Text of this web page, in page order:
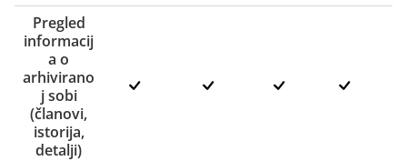
Pregled
informacij
a o
arhivirano
j sobi
(članovi,
istorija,
detalji)